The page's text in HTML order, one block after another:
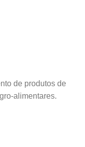
de produtos de
alimentares.